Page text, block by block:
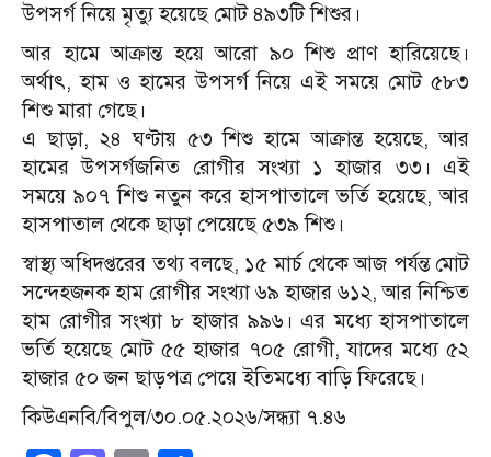
উপসর্গ নিয়ে মৃত্যু হয়েছে মোট ৪৯৩টি শিশুর।
আর হামে আক্রান্ত হয়ে আরো ৯০ শিশু প্রাণ হারিয়েছে।
অর্থাৎ, হাম ও হামের উপসর্গ নিয়ে এই সময়ে মোট ৫৮৩
শিশু মারা গেছে।
এ ছাড়া, ২৪ ঘণ্টায় ৫৩ শিশু হামে আক্রান্ত হয়েছে, আর
হামের উপসর্গজনিত রোগীর সংখ্যা ১ হাজার ৩৩। এই
সময়ে ৯০৭ শিশু নতুন করে হাসপাতালে ভর্তি হয়েছে, আর
হাসপাতাল থেকে ছাড়া পেয়েছে ৫৩৯ শিশু।
স্বাস্থ্য অধিদপ্তরের তথ্য বলছে, ১৫ মার্চ থেকে আজ পর্যন্ত মোট
সন্দেহজনক হাম রোগীর সংখ্যা ৬৯ হাজার ৬১২, আর নিশ্চিত
হাম রোগীর সংখ্যা ৮ হাজার ৯৯৬। এর মধ্যে হাসপাতালে
ভর্তি হয়েছে মোট ৫৫ হাজার ৭০৫ রোগী, যাদের মধ্যে ৫২
হাজার ৫০ জন ছাড়পত্র পেয়ে ইতিমধ্যে বাড়ি ফিরেছে।
কিউএনবি/বিপুল/৩০.০৫.২০২৬/সন্ধ্যা ৭.৪৬